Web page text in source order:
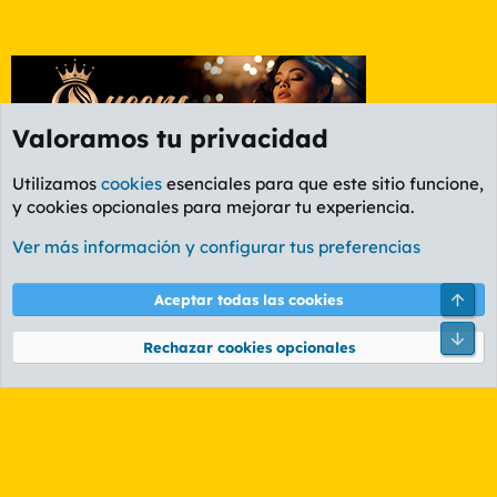
Foro Política
Cookies
PL OLDSTYLE AMARILLO
Términos y reglas Política de privacidad Ayuda
Community platform by XenForo® © 2010-2026 XenForo Ltd.
Valoramos tu privacidad
Utilizamos cookies esenciales para que este sitio funcione,
y cookies opcionales para mejorar tu experiencia.
Ver más información y configurar tus preferencias
Aceptar todas las cookies
Rechazar cookies opcionales
Pie